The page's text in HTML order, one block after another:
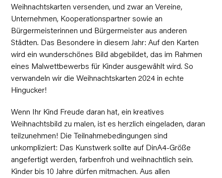
Weihnachtskarten versenden, und zwar an Vereine,
Unternehmen, Kooperationspartner sowie an
Bürgermeisterinnen und Bürgermeister aus anderen
Städten. Das Besondere in diesem Jahr: Auf den Karten
wird ein wunderschönes Bild abgebildet, das im Rahmen
eines Malwettbewerbs für Kinder ausgewählt wird. So
verwandeln wir die Weihnachtskarten 2024 in echte
Hingucker!
Wenn Ihr Kind Freude daran hat, ein kreatives
Weihnachtsbild zu malen, ist es herzlich eingeladen, daran
teilzunehmen! Die Teilnahmebedingungen sind
unkompliziert: Das Kunstwerk sollte auf DinA4-Größe
angefertigt werden, farbenfroh und weihnachtlich sein.
Kinder bis 10 Jahre dürfen mitmachen. Aus allen